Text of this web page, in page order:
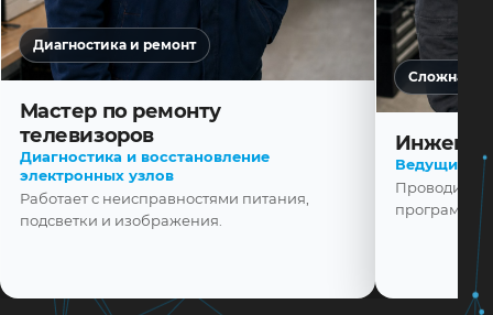
Диагностика и ремонт
Мастер по ремонту
телевизоров
Диагностика и восстановление
электронных узлов
Работает с неисправностями питания,
подсветки и изображения.
Сложная
Ведущий
Проводит